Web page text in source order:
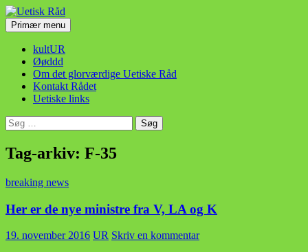
Hop
til
indhold
Uetisk Råd
SøgPrimær menu
kultUR
Øøddd
Om det glorværdige Uetiske Råd
Kontakt Rådet
Uetiske links
Søg
efter:
Tag-arkiv: F-35
breaking news
Her er de nye ministre fra V, LA og K
19. november 2016 UR Skriv en kommentar